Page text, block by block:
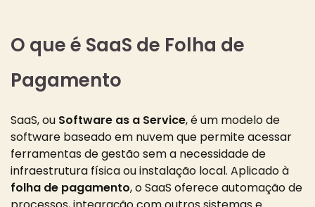
O que é SaaS de Folha de
Pagamento
SaaS, ou Software as a Service, é um modelo de
software baseado em nuvem que permite acessar
ferramentas de gestão sem a necessidade de
infraestrutura física ou instalação local. Aplicado à
folha de pagamento, o SaaS oferece automação de